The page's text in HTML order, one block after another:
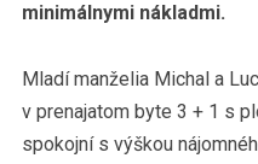
minimálnymi nákladmi.
Mladí manželia Michal a
v prenajatom byte 3 + 1 s
spokojní s výškou